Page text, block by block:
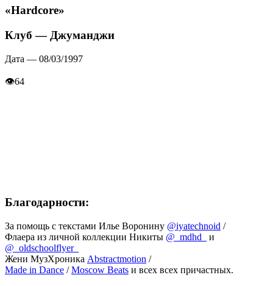
«Hardcore»
Клуб — Джуманджи
Дата — 08/03/1997
👁64
Благодарности:
За помощь с текстами Илье Воронину @iyatechnoid /
Флаера из личной коллекции Никиты @_mdhd_
и
@_oldschoolflyer_
Жени МузХроника Abstractmotion /
Made in Dance /Moscow Beats и всех всех причастных.